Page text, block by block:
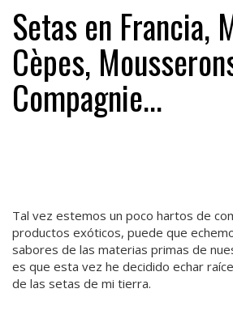
Setas en Francia,
Cèpes,
Compagnie...
Tal vez estemos un poco hartos de
productos exóticos, puede que
sabores de las materias primas de
es que esta vez he decidido echar
de las setas de mi tierra.